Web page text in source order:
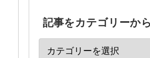
記事をカテゴリーか